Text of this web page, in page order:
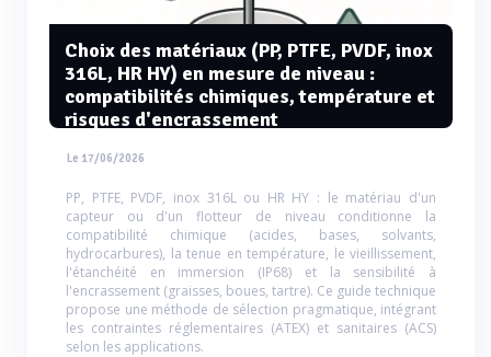
Choix des matériaux (PP, PTFE, PVDF, inox
316L, HR HY) en mesure de niveau :
compatibilités chimiques, température et
risques d'encrassement
Le 17/06/2026
PP, PTFE, PVDF, inox 316L ou HR HY : le matériau d'un
capteur ou d'un flotteur de niveau conditionne la
compatibilité chimique (acides, bases, solvants,
hydrocarbures), la tenue en température, le vieillissement,
l'étanchéité en immersion (IP68) et la sensibilité à
l'encrassement (graisses, boues, tartre). Ce guide technique
propose une méthode de sélection pragmatique, intégrant
les contraintes réglementaires (ATEX) et sanitaires (ACS)
selon les applications.